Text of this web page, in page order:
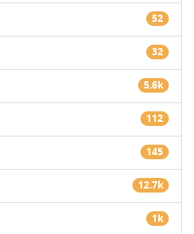
52
32
5.6k
112
145
12.7k
1k